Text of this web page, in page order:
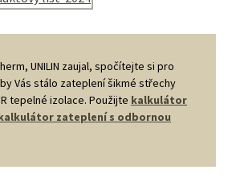
UNILIN zaujal, spočítejte si pro
Vás stálo zateplení šikmé střechy
tepelné izolace. Použijte kalkulátor
zateplení s odbornou